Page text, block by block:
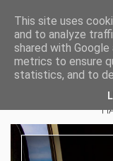
This site uses
and to analyze
shared with
metrics to ensure
statistics, and to